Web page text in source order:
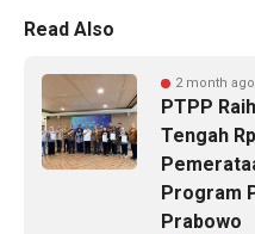
Read Also
2 month ago
PTPP
Tengah
Program
Prabowo